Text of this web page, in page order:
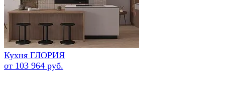
Кухня ГЛОРИЯ
от 103 964 руб.